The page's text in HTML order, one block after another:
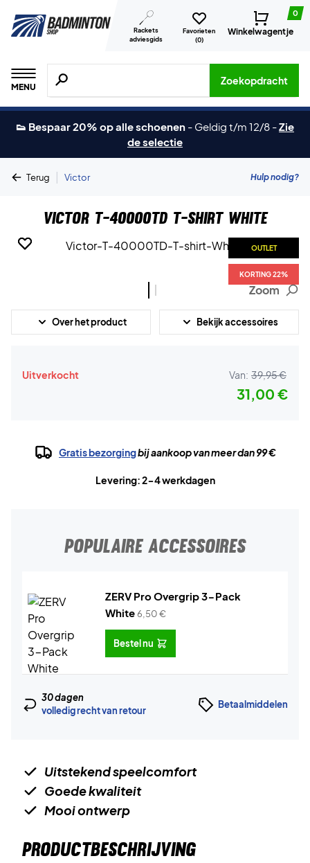
Rackets
adviesgids
Favorieten
(0)
0
Winkelwagentje
MENU
Zoeken naar producten, merken etc.
Zoekopdracht
👟 Bespaar 20% op alle schoenen - Geldig t/m 12/8 -Zie
de selectie
Terug | Victor Hulp nodig?
Victor T-40000TD T-shirt White
OUTLET
KORTING 22%
OUTLET
KORTING 22%
Zoom
Over het product Bekijk accessoires
Uitverkocht Van: 39,95 €
31,00 €
Gratis bezorgingbij aankoop van meer dan 99 €
Levering: 2-4 werkdagen
POPULAIRE ACCESSOIRES
ZERV Pro Overgrip 3-Pack
White6,50€
Bestel nu
30 dagen
volledig recht van retour
Betaalmiddelen
Uitstekend speelcomfort
Goede kwaliteit
Mooi ontwerp
PRODUCTBESCHRIJVING